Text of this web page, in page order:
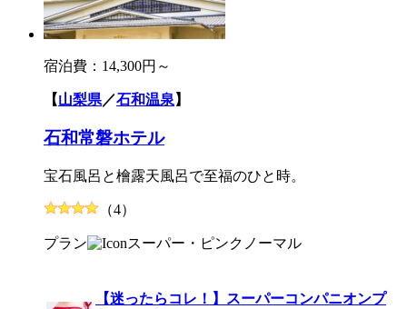
宿泊費： 14,300円～
【山梨県／石和温泉 】
石和常磐ホテル
宝石風呂と檜露天風呂で至福のひと時。
（4）
プラン スーパー・ピンク ノーマル
【迷ったらコレ！】スーパーコンパニオンプ